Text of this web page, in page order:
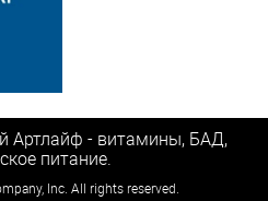
Артлайф - витамины, БАД,
питание.
Inc. All rights reserved.